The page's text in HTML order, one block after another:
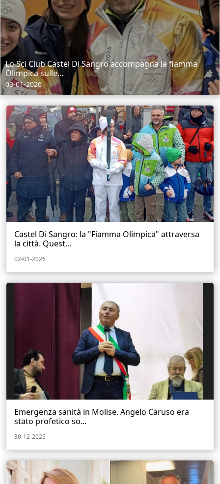
Lo Sci Club Castel Di Sangro accompagna la fiamma
Olimpica sulle...
03-01-2026
Castel Di Sangro: la "Fiamma Olimpica" attraversa
la città. Quest...
02-01-2026
Emergenza sanità in Molise. Angelo Caruso era
stato profetico so...
30-12-2025